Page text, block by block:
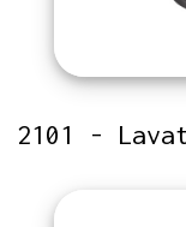
2101 -